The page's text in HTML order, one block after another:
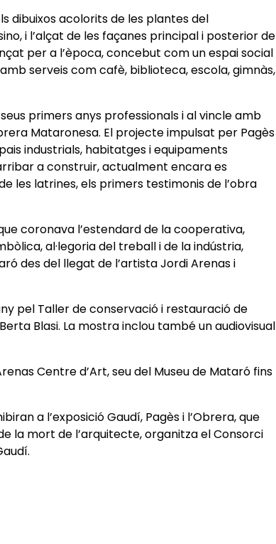
dibuixos acolorits de les plantes del
i l’alçat de les façanes principal i posterior de
per a l’època, concebut com un espai social
serveis com cafè, biblioteca, escola, gimnàs,
primers anys professionals i al vincle amb
Mataronesa. El projecte impulsat per Pagès
industrials, habitatges i equipaments
a construir, actualment encara es
les latrines, els primers testimonis de l’obra
coronava l’estendard de la cooperativa,
al·legoria del treball i de la indústria,
des del llegat de l’artista Jordi Arenas i
pel Taller de conservació i restauració de
Blasi. La mostra inclou també un audiovisual
Centre d’Art, seu del Museu de Mataró fins
a l’exposició Gaudí, Pagès i l’Obrera, que
la mort de l’arquitecte, organitza el Consorci